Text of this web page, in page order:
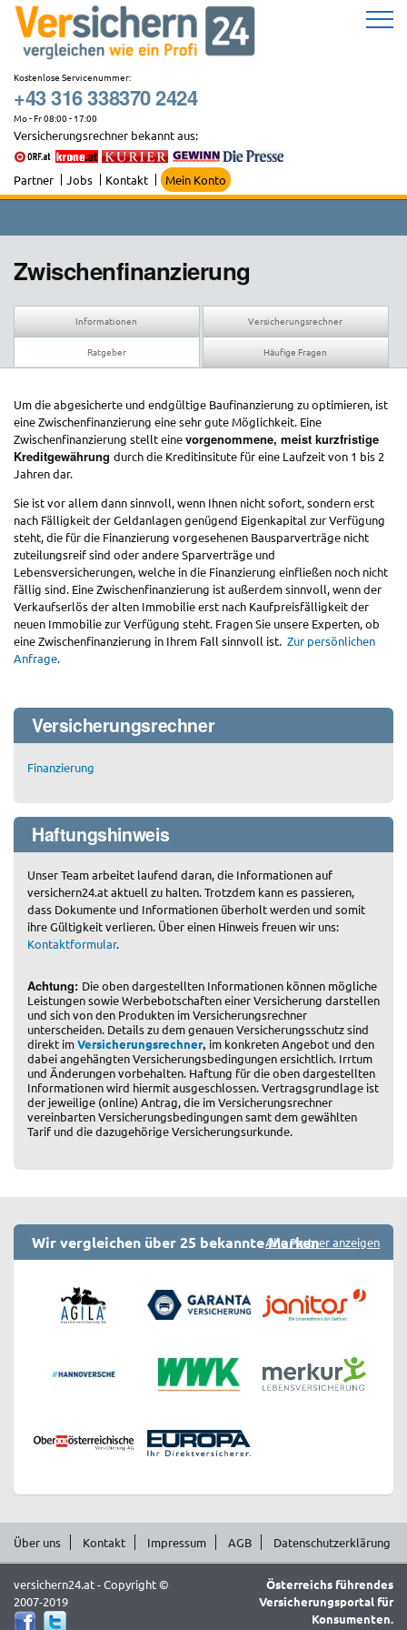
Zum
Inhalt
springen
Kostenlose Servicenummer:
+43 316 338370 2424
Mo - Fr 08:00 - 17:00
Versicherungsrechner bekannt aus:
Partner Jobs Kontakt Mein Konto
Zwischenfinanzierung
Informationen Versicherungsrechner
Ratgeber Häufige Fragen
Um die abgesicherte und endgültige Baufinanzierung zu optimieren, ist
eine Zwischenfinanzierung eine sehr gute Möglichkeit. Eine
Zwischenfinanzierung stellt einevorgenommene, meist kurzfristige
Kreditgewährung durch die Kreditinsitute für eine Laufzeit von 1 bis 2
Jahren dar.
Sie ist vor allem dann sinnvoll, wenn Ihnen nicht sofort, sondern erst
nach Fälligkeit der Geldanlagen genügend Eigenkapital zur Verfügung
steht, die für die Finanzierung vorgesehenen Bausparverträge nicht
zuteilungsreif sind oder andere Sparverträge und
Lebensversicherungen, welche in die Finanzierung einfließen noch nicht
fällig sind. Eine Zwischenfinanzierung ist außerdem sinnvoll, wenn der
Verkaufserlös der alten Immobilie erst nach Kaufpreisfälligkeit der
neuen Immobilie zur Verfügung steht. Fragen Sie unsere Experten, ob
eine Zwischenfinanzierung in Ihrem Fall sinnvoll ist. Zur persönlichen
Anfrage.
Versicherungsrechner
Finanzierung
Haftungshinweis
Unser Team arbeitet laufend daran, die Informationen auf
versichern24.at aktuell zu halten. Trotzdem kann es passieren,
dass Dokumente und Informationen überholt werden und somit
ihre Gültigkeit verlieren. Über einen Hinweis freuen wir uns:
Kontaktformular.
Achtung: Die oben dargestellten Informationen können mögliche
Leistungen sowie Werbebotschaften einer Versicherung darstellen
und sich von den Produkten im Versicherungsrechner
unterscheiden. Details zu dem genauen Versicherungsschutz sind
direkt imVersicherungsrechner, im konkreten Angebot und den
dabei angehängten Versicherungsbedingungen ersichtlich. Irrtum
und Änderungen vorbehalten. Haftung für die oben dargestellten
Informationen wird hiermit ausgeschlossen. Vertragsgrundlage ist
der jeweilige (online) Antrag, die im Versicherungsrechner
vereinbarten Versicherungsbedingungen samt dem gewählten
Tarif und die dazugehörige Versicherungsurkunde.
Wir vergleichen über 25 bekannte MarkenAlle Partner anzeigen
Über uns Kontakt Impressum AGB Datenschutzerklärung
versichern24.at - Copyright ©
2007-2019
Österreichs führendes
Versicherungsportal für
Konsumenten.